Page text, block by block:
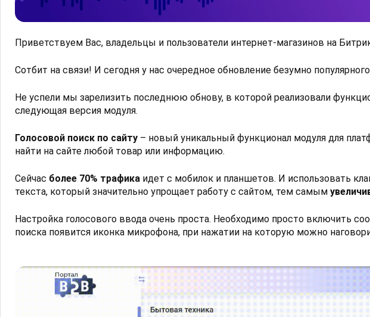
Приветствуем Вас, владельцы и пользователи интернет-магазинов на
Сотбит на связи! И сегодня у нас очередное обновление безумно
Не успели мы зарелизить последнюю обнову, в которой реализовали
следующая версия модуля.
Голосовой поиск по сайту – новый уникальный функционал модуля для
найти на сайте любой товар или информацию.
Сейчас более 70% трафика идет с мобилок и планшетов. И использовать
текста, который значительно упрощает работу с сайтом, тем самым
Настройка голосового ввода очень проста. Необходимо просто включить
поиска появится иконка микрофона, при нажатии на которую можно